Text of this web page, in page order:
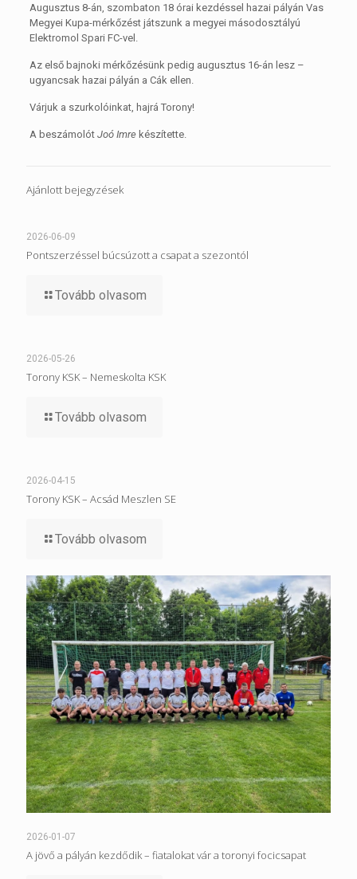
Augusztus 8-án, szombaton 18 órai kezdéssel hazai pályán Vas
Megyei Kupa-mérkőzést játszunk a megyei másodosztályú
Elektromol Spari FC-vel.
Az első bajnoki mérkőzésünk pedig augusztus 16-án lesz –
ugyancsak hazai pályán a Cák ellen.
Várjuk a szurkolóinkat, hajrá Torony!
A beszámolót Joó Imrekészítette.
Ajánlott bejegyzések
2026-06-09
Pontszerzéssel búcsúzott a csapat a szezontól
Tovább olvasom
2026-05-26
Torony KSK – Nemeskolta KSK
Tovább olvasom
2026-04-15
Torony KSK – Acsád Meszlen SE
Tovább olvasom
2026-01-07
A jövő a pályán kezdődik – fiatalokat vár a toronyi focicsapat